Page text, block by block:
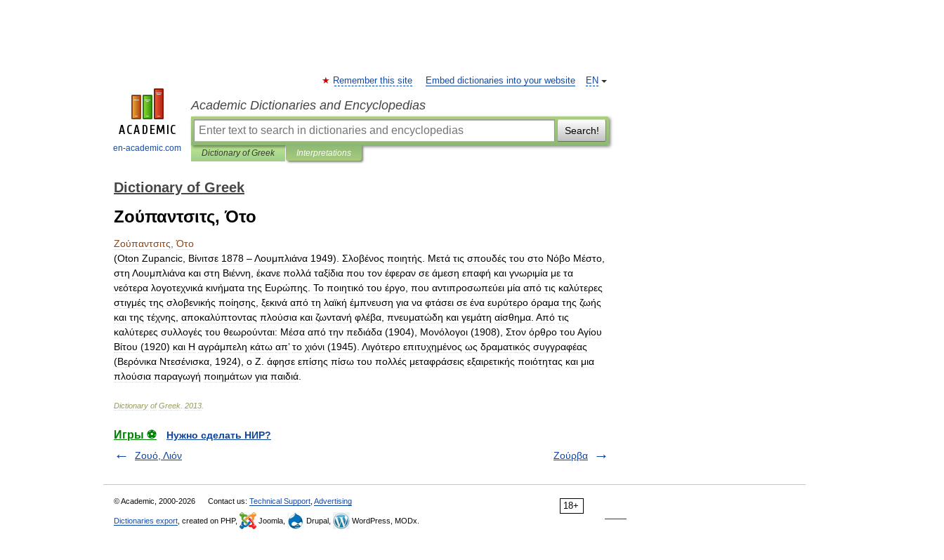
en-academic.com
EN
Remember this site Embed dictionaries into your website
Academic Dictionaries and Encyclopedias
Search!
Dictionary of Greek Interpretations
Dictionary of Greek
Ζούπαντσιτς, Ότο
Ζούπαντσιτς ,Ότο
(Oton Zupancic Βίνιτσε 1878 –Λουμπλιάνα 1949). Σλοβένος ποιητής Μετά τις σπουδές του στο Νόβο Μέστο
στη Λουμπλιάνα και στη Βιέννη έκανε πολλά ταξίδια που τον έφεραν σε άμεση επαφή και γνωριμία με τα
νεότερα λογοτεχνικά κινήματα της Ευρώπης Το ποιητικό του έργο που αντιπροσωπεύει μία από τις καλύτερες
στιγμές της σλοβενικής ποίησης ξεκινά από τη λαϊκή έμπνευση για να φτάσει σε ένα ευρύτερο όραμα της ζωής
και της τέχνης αποκαλύπτοντας πλούσια και ζωντανή φλέβα πνευματώδη και γεμάτη αίσθημα Από τις
καλύτερες συλλογές του θεωρούνται: Μέσα από την πεδιάδα (1904), Μονόλογοι (1908), Στον όρθρο του Αγίου
Βίτου (1920) και Η αγράμπελη κάτω απ’το χιόνι (1945). Λιγότερο επιτυχημένος ως δραματικός συγγραφέας
(Βερόνικα Ντεσένισκα 1924), ο Ζ άφησε επίσης πίσω του πολλές μεταφράσεις εξαιρετικής ποιότητας και μια
πλούσια παραγωγή ποιημάτων για παιδιά
Dictionary of Greek 2013
Игры ⚽
Нужно сделать НИР?
Ζουό, Λιόν
Ζούρβα
18+
© Academic, 2000-2026 Contact us: Technical Support Advertising
Dictionaries export , created on PHP, Joomla, Drupal, WordPress, MODx.